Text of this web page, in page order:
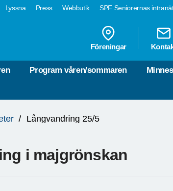
Lyssna Press Webbutik SPF Seniorernas
Föreningar
Program våren/sommaren
Långvandring 25/5
i majgrönskan